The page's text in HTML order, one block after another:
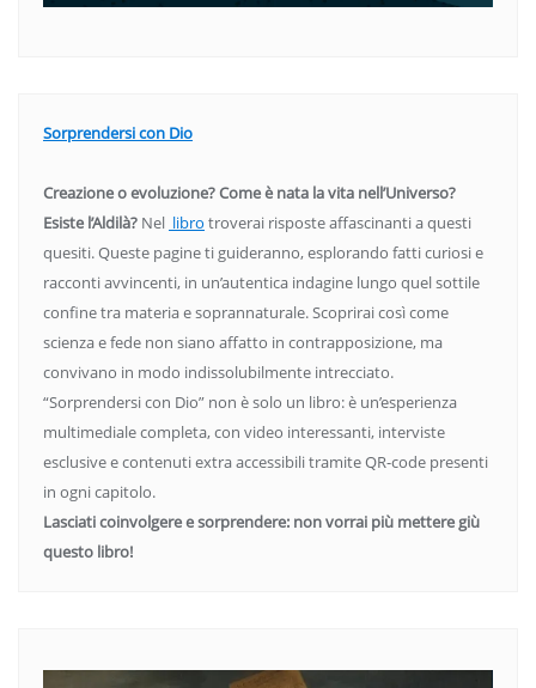
Sorprendersi con Dio
Creazione o evoluzione? Come è nata la vita nell’Universo?
Esiste l’Aldilà? Nel libro troverai risposte affascinanti a questi
quesiti. Queste pagine ti guideranno, esplorando fatti curiosi e
racconti avvincenti, in un’autentica indagine lungo quel sottile
confine tra materia e soprannaturale. Scoprirai così come
scienza e fede non siano affatto in contrapposizione, ma
convivano in modo indissolubilmente intrecciato.
“Sorprendersi con Dio” non è solo un libro: è un’esperienza
multimediale completa, con video interessanti, interviste
esclusive e contenuti extra accessibili tramite QR-code presenti
in ogni capitolo.
Lasciati coinvolgere e sorprendere: non vorrai più mettere giù
questo libro!